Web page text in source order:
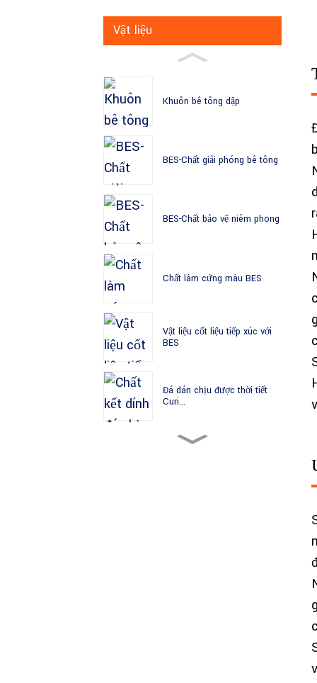
Vật liệu
Khuôn bê tông dập
BES-Chất giải phóng bê tông
BES-Chất bảo vệ niêm phong
Chất làm cứng màu BES
Vật liệu cốt liệu tiếp xúc với
BES
Đá dán chịu được thời tiết
Curi...